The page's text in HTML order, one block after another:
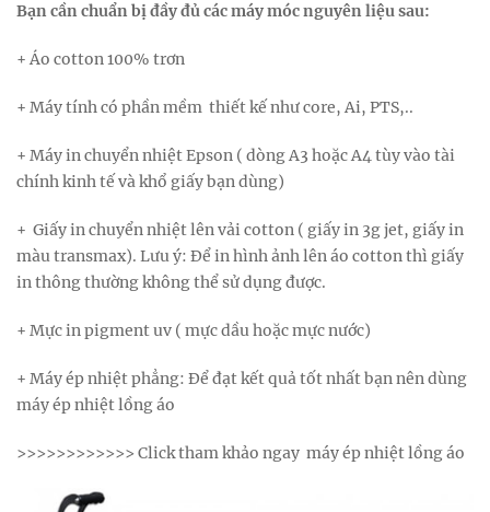
Bạn cần chuẩn bị đầy đủ các máy móc nguyên liệu sau:
+ Áo cotton 100% trơn
+ Máy tính có phần mềm thiết kế như core, Ai, PTS,..
+ Máy in chuyển nhiệt Epson ( dòng A3 hoặc A4 tùy vào tài
chính kinh tế và khổ giấy bạn dùng)
+ Giấy in chuyển nhiệt lên vải cotton ( giấy in 3g jet, giấy in
màu transmax). Lưu ý: Để in hình ảnh lên áo cotton thì giấy
in thông thường không thể sử dụng được.
+ Mực in pigment uv ( mực dầu hoặc mực nước)
+ Máy ép nhiệt phẳng: Để đạt kết quả tốt nhất bạn nên dùng
máy ép nhiệt lồng áo
>>>>>>>>>>>> Click tham khảo ngay máy ép nhiệt lồng áo